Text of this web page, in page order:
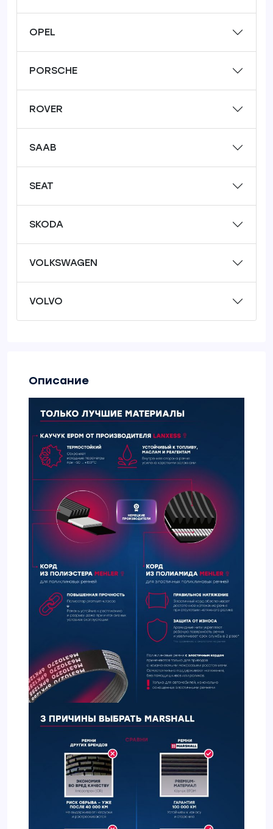
OPEL
PORSCHE
ROVER
SAAB
SEAT
SKODA
VOLKSWAGEN
VOLVO
Описание